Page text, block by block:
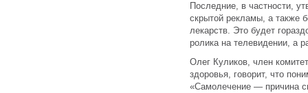
Последние, в частности,
скрытой рекламы, а также
лекарств. Это будет
ролика на телевидении, а
Олег Куликов, член
здоровья, говорит, что
«Самолечение — причина